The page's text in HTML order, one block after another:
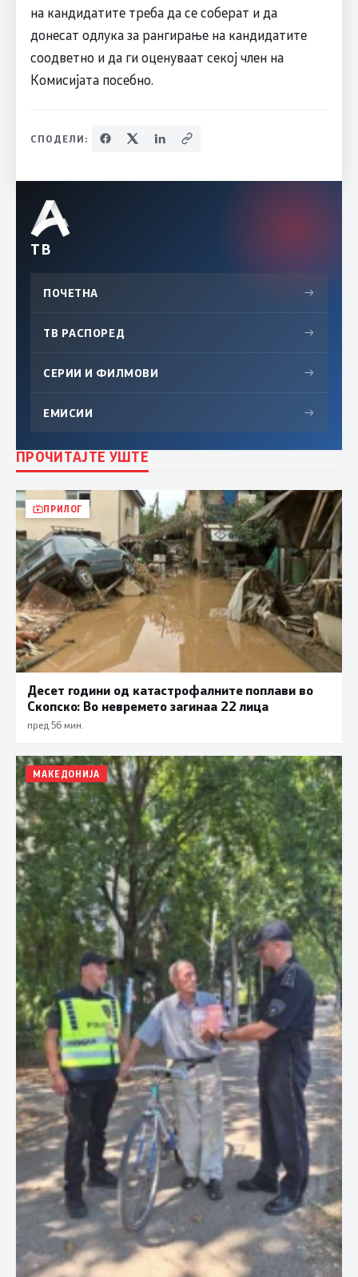
на кандидатите треба да се соберат и да
донесат одлука за рангирање на кандидатите
соодветно и да ги оценуваат секој член на
Комисијата посебно.
СПОДЕЛИ:
ТВ
ПОЧЕТНА →
ТВ РАСПОРЕД →
СЕРИИ И ФИЛМОВИ →
ЕМИСИИ →
ПРОЧИТАЈТЕ УШТЕ
ПРИЛОГ
Десет години од катастрофалните поплави во
Скопско: Во невремето загинаа 22 лица
пред 56 мин.
МАКЕДОНИЈА